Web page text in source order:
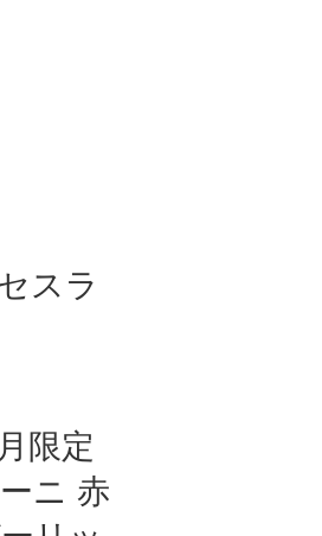
スラ
限定
ニ 赤